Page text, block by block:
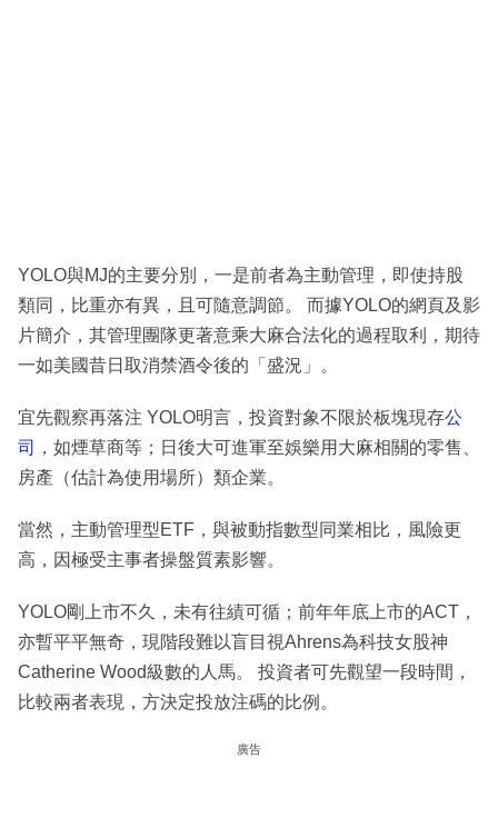
YOLO與MJ的主要分別，一是前者為主動管理，即使持股
類同，比重亦有異，且可隨意調節。 而據YOLO的網頁及影
片簡介，其管理團隊更著意乘大麻合法化的過程取利，期待
一如美國昔日取消禁酒令後的「盛況」。
宜先觀察再落注 YOLO明言，投資對象不限於板塊現存公
司
，如煙草商等；日後大可進軍至娛樂用大麻相關的零售、
房產（估計為使用場所）類企業。
當然，主動管理型ETF，與被動指數型同業相比，風險更
高，因極受主事者操盤質素影響。
YOLO剛上市不久，未有往績可循；前年年底上市的ACT，
亦暫平平無奇，現階段難以盲目視Ahrens為科技女股神
Catherine Wood級數的人馬。 投資者可先觀望一段時間，
比較兩者表現，方決定投放注碼的比例。
廣告